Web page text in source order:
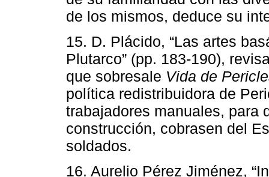
de los mismos, deduce su
15. D. Plácido, “Las artes
Plutarco” (pp. 183-190),
que sobresale Vida de
política redistribuidora de
trabajadores manuales, para
construcción, cobrasen del
soldados.
16. Aurelio Pérez Jiménez,